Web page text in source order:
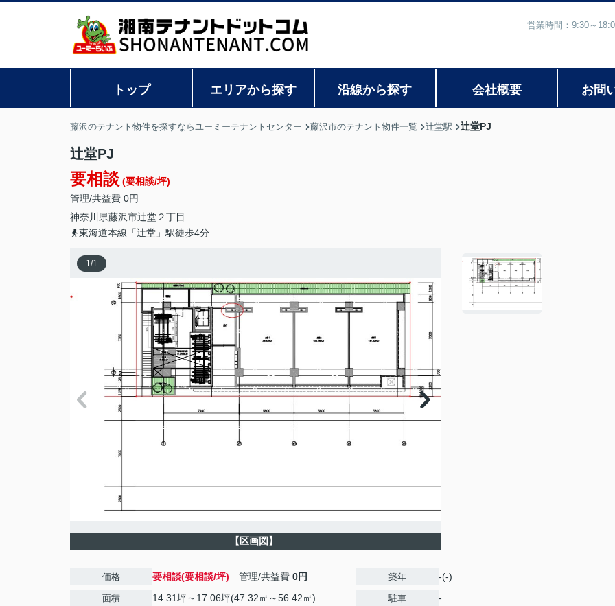
営業時間：9:30～
トップ エリアから探す 沿線から探す 会社概要 お問
藤沢のテナント物件を探すならユーミーテナントセンター 藤沢市のテナント物件一覧 辻堂駅 辻堂PJ
辻堂PJ
要相談 (要相談/坪)
管理/共益費 0円
神奈川県藤沢市辻堂２丁目
東海道本線「辻堂」駅徒歩4分
1/1
【区画図】
価格 要相談(要相談/坪) 管理/共益費 0円
面積 14.31坪～17.06坪(47.32㎡～56.42㎡)
築年 -(-)
駐車 -